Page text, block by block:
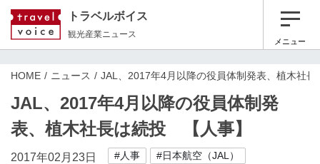
トラベルボイス
観光産業ニュース
メニュー
HOME ニュース JAL、2017年4月以降の役員体制発表、植木社
JAL、2017年4月以降の役員体制発
表、植木社長は続投 【人事】
2017年02月23日 #人事 #日本航空（JAL）